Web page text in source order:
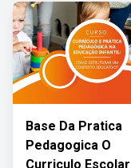
Base Da Pratica
Pedagogica O
Curriculo Escolar